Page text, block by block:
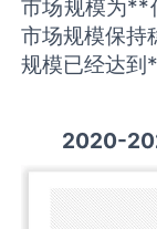
市场规模为**
市场规模保持
规模已经达到
2020-